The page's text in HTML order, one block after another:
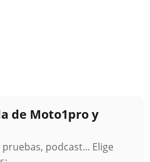
de Moto1pro y
podcast... Elige